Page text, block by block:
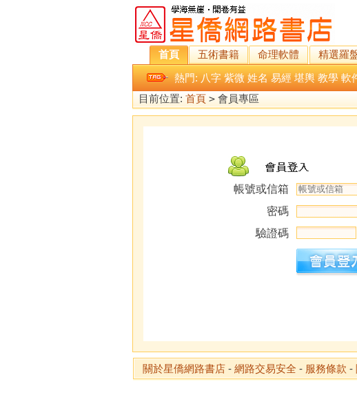
首頁 五術書籍 命理軟體 精選羅
熱門: 八字 紫微 姓名 易經 堪輿 教學 軟
目前位置: 首頁 > 會員專區
帳號或信箱
密碼
驗證碼
關於星僑網路書店 - 網路交易安全 - 服務條款 -